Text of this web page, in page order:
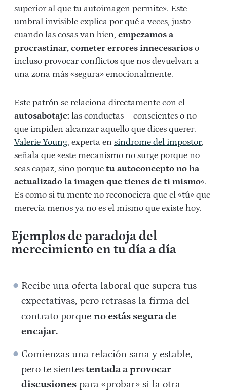
superior al que tu autoimagen permite». Este
umbral invisible explica por qué a veces, justo
cuando las cosas van bien, empezamos a
procrastinar, cometer errores innecesarios o
incluso provocar conflictos que nos devuelvan a
una zona más «segura» emocionalmente.
Este patrón se relaciona directamente con el
autosabotaje: las conductas —conscientes o no—
que impiden alcanzar aquello que dices querer.
Valerie Young, experta en síndrome del impostor,
señala que «este mecanismo no surge porque no
seas capaz, sino porque tu autoconcepto no ha
actualizado la imagen que tienes de ti mismo«.
Es como si tu mente no reconociera que el «tú» que
merecía menos ya no es el mismo que existe hoy.
Ejemplos de paradoja del
merecimiento en tu día a día
Recibe una oferta laboral que supera tus
expectativas, pero retrasas la firma del
contrato porque no estás segura de
encajar.
Comienzas una relación sana y estable,
pero te sientestentada a provocar
discusiones para «probar» si la otra